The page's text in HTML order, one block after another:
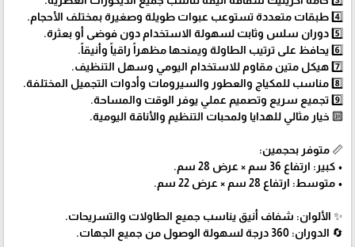
4️⃣ طبقات متعددة تستوعب عبوات طويلة وصغيرة بمختلف الأحجام.
5️⃣ دوران سلس وثابت لسهولة الاستخدام دون فوضى أو بعثرة.
6️⃣ يحافظ على ترتيب الطاولة ويمنحها مظهراً راقياً وأنيقاً.
7️⃣ هيكل متين مقاوم للاستخدام اليومي وسهل التنظيف.
8️⃣ مناسب للمكياج والعطور والسيرومات وأدوات التجميل المختلفة.
9️⃣ تجميع سريع وتصميم عملي يوفر الوقت والمساحة.
🔟 خيار مثالي للهدايا ولمحبات التنظيم والأناقة اليومية.
📏 متوفر بحجمين:
• كبير: ارتفاع 36 سم × عرض 28 سم.
• متوسط: ارتفاع 28 سم × عرض 22 سم.
✨ الألوان: شفاف أنيق يناسب جميع الطاولات والتسريحات.
🔄 الدوران: 360 درجة لسهولة الوصول من جميع الجهات.